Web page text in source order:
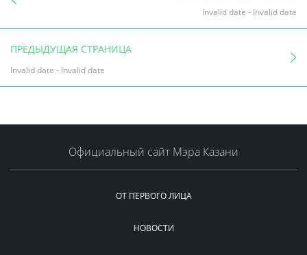
Invalid date - Invalid date
ПРЕДЫДУЩАЯ СТРАНИЦА
Invalid date - Invalid date
Официальный сайт Мэра Казани
ОТ ПЕРВОГО ЛИЦА
НОВОСТИ